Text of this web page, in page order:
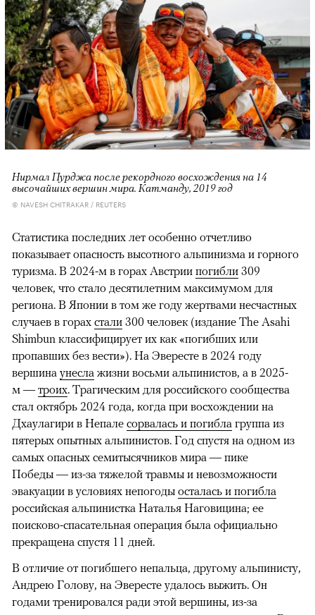
Нирмал Пурджа после рекордного восхождения на 14
высочайших вершин мира. Катманду, 2019 год
© NAVESH CHITRAKAR / REUTERS
Статистика последних лет особенно отчетливо
показывает опасность высотного альпинизма и горного
туризма. В 2024-м в горах Австрии погибли 309
человек, что стало десятилетним максимумом для
региона. В Японии в том же году жертвами несчастных
случаев в горах стали 300 человек (издание The Asahi
Shimbun классифицирует их как «погибших или
пропавших без вести»). На Эвересте в 2024 году
вершина унесла жизни восьми альпинистов, а в 2025-
м — троих. Трагическим для российского сообщества
стал октябрь 2024 года, когда при восхождении на
Дхаулагири в Непале сорвалась и погибла группа из
пятерых опытных альпинистов. Год спустя на одном из
самых опасных семитысячников мира — пике
Победы — из-за тяжелой травмы и невозможности
эвакуации в условиях непогоды осталась и погибла
российская альпинистка Наталья Наговицина; ее
поисково-спасательная операция была официально
прекращена спустя 11 дней.
В отличие от погибшего непальца, другому альпинисту,
Андрею Голову, на Эвересте удалось выжить. Он
годами тренировался ради этой вершины, из-за